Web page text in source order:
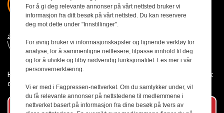
Byggmesteren følger Vær Varsom-plakaten og presseetikken slik
den er nedfelt i Redaktørplakaten.
Abonner på vårt nyhetsbrev
For å gi deg relevante annonser på vårt nettsted bruker vi
informasjon fra ditt besøk på vårt nettsted. Du kan reservere
deg mot dette under "Innstillinger".
For øvrig bruker vi informasjonskapsler og lignende verktøy for
analyse, for å sammenligne nettlesere, tilpasse innhold til deg
og for å utvikle og tilby nødvendig funksjonalitet. Les mer i vår
personvernerklæring.
Vi er med i Fagpressen-nettverket. Om du samtykker under, vil
du få relevante annonser på nettstedene til medlemmene i
nettverket basert på informasjon fra dine besøk på tvers av